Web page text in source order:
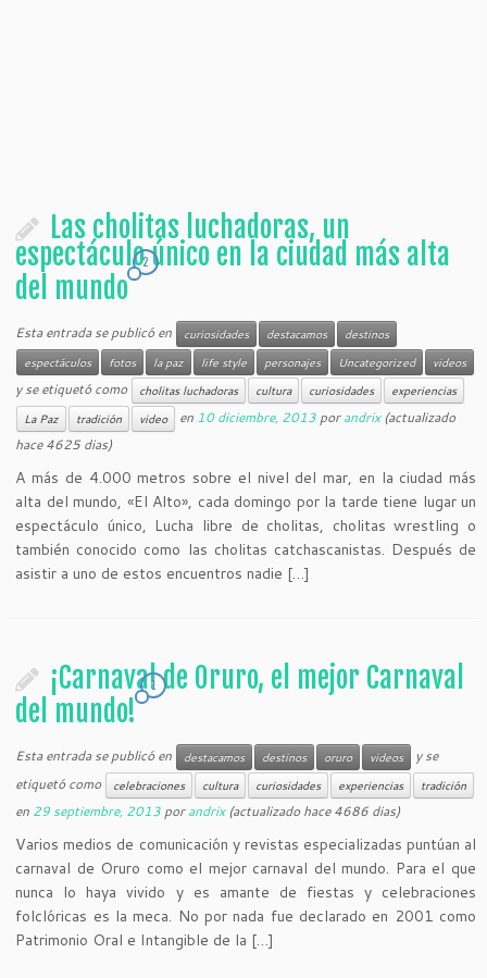
Las cholitas luchadoras, un
espectáculo único en la ciudad más alta
del mundo
2
Esta entrada se publicó en curiosidades destacamos
destinos
espectáculos
fotos la paz life style personajes Uncategorized videos
y se etiquetó como cholitas luchadoras cultura curiosidades
experiencias
La Paz
tradición video en 10 diciembre, 2013 porandrix(actualizado
hace 4625 dias)
A más de 4.000 metros sobre el nivel del mar, en la ciudad más
alta del mundo, «El Alto», cada domingo por la tarde tiene lugar un
espectáculo único, Lucha libre de cholitas, cholitas wrestling o
también conocido como las cholitas catchascanistas. Después de
asistir a uno de estos encuentros nadie […]
¡Carnaval de Oruro, el mejor Carnaval
del mundo!
1
Esta entrada se publicó en destacamos destinos oruro videos
y se
etiquetó como
celebraciones cultura curiosidades experiencias tradición
en 29 septiembre, 2013 porandrix(actualizado hace 4686 dias)
Varios medios de comunicación y revistas especializadas puntúan al
carnaval de Oruro como el mejor carnaval del mundo. Para el que
nunca lo haya vivido y es amante de fiestas y celebraciones
folclóricas es la meca. No por nada fue declarado en 2001 como
Patrimonio Oral e Intangible de la […]